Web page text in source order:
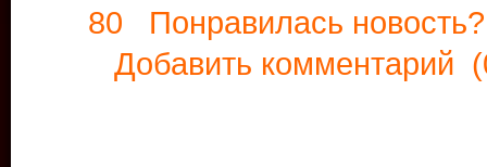
80 Понравилась
Добавить комментарий